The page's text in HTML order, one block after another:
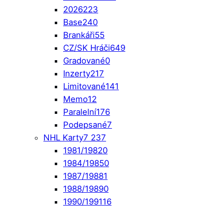
2026223
Base240
Brankáři55
CZ/SK Hráči649
Gradované0
Inzerty217
Limitované141
Memo12
Paralelní176
Podepsané7
NHL Karty7 237
1981/19820
1984/19850
1987/19881
1988/19890
1990/199116